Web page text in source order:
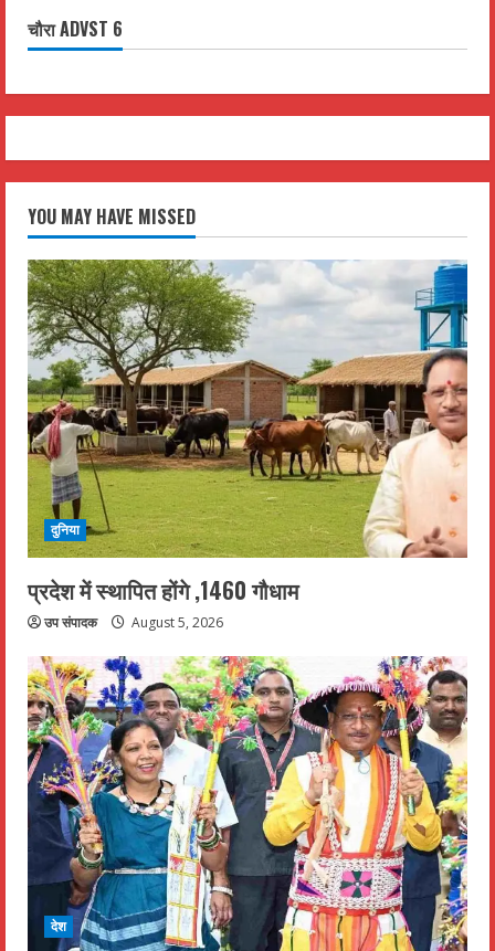
चौरा ADVST 6
YOU MAY HAVE MISSED
दुनिया
प्रदेश में स्थापित होंगे ,1460 गौधाम
उप संपादक August 5, 2026
देश